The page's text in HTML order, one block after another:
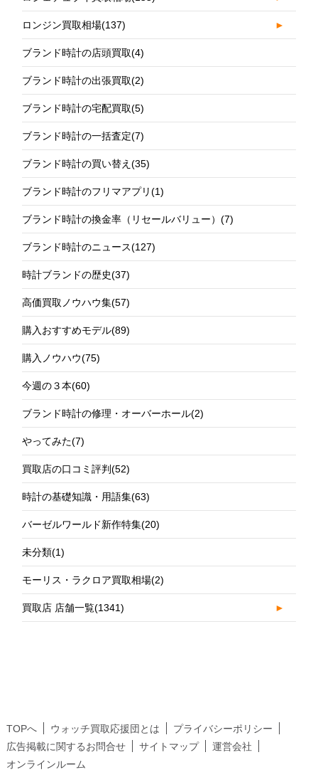
ロンジン買取相場(137) ►
ブランド時計の店頭買取(4)
ブランド時計の出張買取(2)
ブランド時計の宅配買取(5)
ブランド時計の一括査定(7)
ブランド時計の買い替え(35)
ブランド時計のフリマアプリ(1)
ブランド時計の換金率（リセールバリュー）(7)
ブランド時計のニュース(127)
時計ブランドの歴史(37)
高価買取ノウハウ集(57)
購入おすすめモデル(89)
購入ノウハウ(75)
今週の３本(60)
ブランド時計の修理・オーバーホール(2)
やってみた(7)
買取店の口コミ評判(52)
時計の基礎知識・用語集(63)
バーゼルワールド新作特集(20)
未分類(1)
モーリス・ラクロア買取相場(2)
買取店 店舗一覧(1341) ►
TOPへ ウォッチ買取応援団とは
プライバシーポリシー
広告掲載に関するお問合せ
サイトマップ
運営会社
オンラインルーム